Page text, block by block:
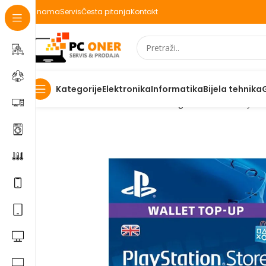
O namaServisČesta pitanjaKontakt
KategorijeElektronikaInformatikaBijela tehnika
Početna